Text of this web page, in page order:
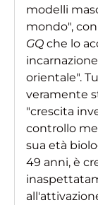
modelli
mondo",
GQ che lo
orientale".
veramente
"crescita
controllo
sua età
49 anni, è